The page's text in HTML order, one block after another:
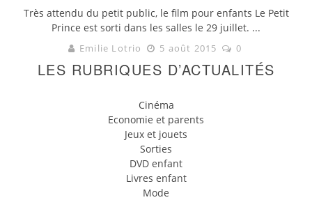
Très attendu du petit public, le film pour enfants Le Petit
Prince est sorti dans les salles le 29 juillet. ...
Emilie Lotrio 5 août 2015 0
LES RUBRIQUES D’ACTUALITÉS
Cinéma
Economie et parents
Jeux et jouets
Sorties
DVD enfant
Livres enfant
Mode